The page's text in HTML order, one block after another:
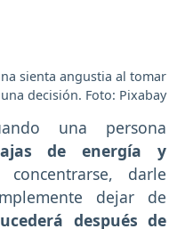
sienta angustia al tomar
una decisión. Foto: Pixabay
una persona
de energía y
darle
dejar de
después de